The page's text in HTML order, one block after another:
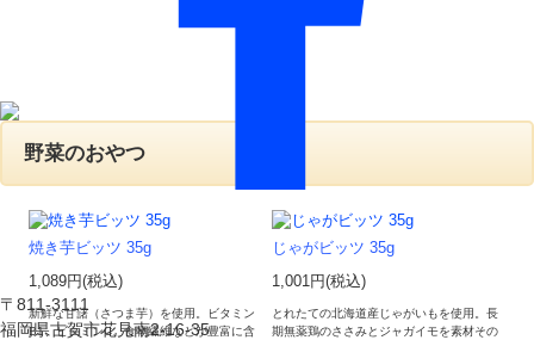
〒811-3111
福岡県古賀市花見南2-16-35
野菜のおやつ
焼き芋ビッツ 35g
1,089円(税込)
新鮮な甘藷（さつま芋）を使用。ビタミン
B1、ビタミンC、食物繊維などが豊富に含
じゃがビッツ 35g
1,001円(税込)
とれたての北海道産じゃがいもを使用。長
期無薬鶏のささみとジャガイモを素材その